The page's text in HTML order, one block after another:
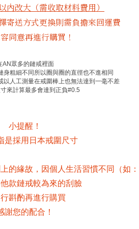
內改大（需收取材料費用）
寄送方式更換則需負擔來回運費
同意再進行購買！
AN 眾多的鏈戒裡面
身粗細不同所以圈與圈的直徑也不進相同
以人工測量在戒圍棒上也無法達到一毫不差
來計算最多會達到正負#0.5
小提醒！
是採用日本戒圍尺寸
的緣故，因個人生活習慣不同（如
款鏈戒較為來的刮臉
斟酌再進行購買
謝您的配合！